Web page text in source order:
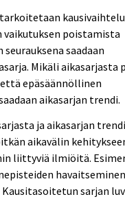
vaikutuksen poistamista
saadaan
Mikäli aikasarjasta
epäsäännöllinen
aikasarjan trendi.
ja aikasarjan
aikavälin
liittyviä ilmiöitä.
sarjan